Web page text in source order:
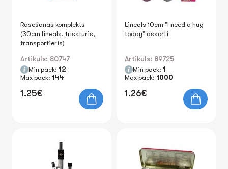
Rasēšanas komplekts
(30cm lineāls, trīsstūris,
transportieris)
Artikuls: 80747
Min pack: 12
Max pack: 144
1.25€
Lineāls 10cm "I need a hug
today" assorti
Artikuls: 89725
Min pack: 1
Max pack: 1000
1.26€